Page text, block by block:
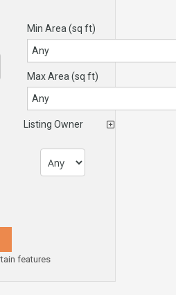
Min Area (sq ft)
Max Area (sq ft)
Listing Owner
features